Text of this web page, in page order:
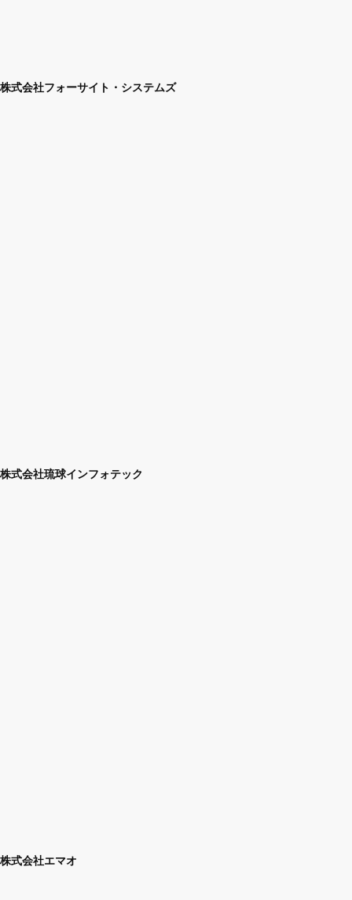
株式会社フォーサイト・システムズ
株式会社琉球インフォテック
株式会社エマオ